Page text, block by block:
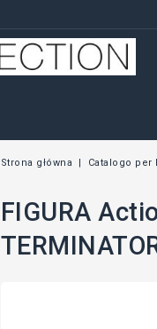
Strona główna Catalogo per
FIGURA